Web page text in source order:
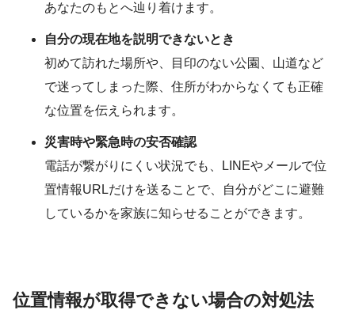
あなたのもとへ辿り着けます。
自分の現在地を説明できないとき
初めて訪れた場所や、目印のない公園、山道など
で迷ってしまった際、住所がわからなくても正確
な位置を伝えられます。
災害時や緊急時の安否確認
電話が繋がりにくい状況でも、LINEやメールで位
置情報URLだけを送ることで、自分がどこに避難
しているかを家族に知らせることができます。
位置情報が取得できない場合の対処法